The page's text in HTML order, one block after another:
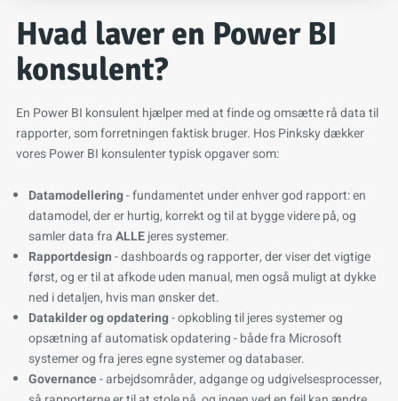
Hvad laver en Power BI
konsulent?
En Power BI konsulent hjælper med at finde og omsætte rå data til
rapporter, som forretningen faktisk bruger. Hos Pinksky dækker
vores Power BI konsulenter typisk opgaver som:
Datamodellering- fundamentet under enhver god rapport: en
datamodel, der er hurtig, korrekt og til at bygge videre på, og
samler data fraALLEjeres systemer.
Rapportdesign- dashboards og rapporter, der viser det vigtige
først, og er til at afkode uden manual, men også muligt at dykke
ned i detaljen, hvis man ønsker det.
Datakilder og opdatering- opkobling til jeres systemer og
opsætning af automatisk opdatering - både fra Microsoft
systemer og fra jeres egne systemer og databaser.
Governance- arbejdsområder, adgange og udgivelsesprocesser,